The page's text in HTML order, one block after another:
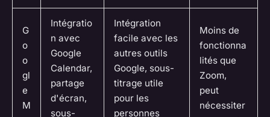
G
o
o
gl
e
M
Intégratio
n avec
Google
Calendar,
partage
d'écran,
sous-
Intégration
facile avec les
autres outils
Google, sous-
titrage utile
pour les
personnes
Moins de
fonctionna
lités que
Zoom,
peut
nécessiter